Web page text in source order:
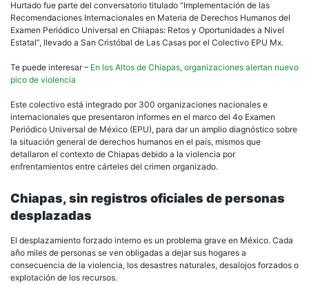
Hurtado fue parte del conversatorio titulado “Implementación de las
Recomendaciones Internacionales en Materia de Derechos Humanos del
Examen Periódico Universal en Chiapas: Retos y Oportunidades a Nivel
Estatal”, llevado a San Cristóbal de Las Casas por el Colectivo EPU Mx.
Te puede interesar – En los Altos de Chiapas, organizaciones alertan nuevo
pico de violencia
Este colectivo está integrado por 300 organizaciones nacionales e
internacionales que presentaron informes en el marco del 4o Examen
Periódico Universal de México (EPU), para dar un amplio diagnóstico sobre
la situación general de derechos humanos en el país, mismos que
detallaron el contexto de Chiapas debido a la violencia por
enfrentamientos entre cárteles del crimen organizado.
Chiapas, sin registros oficiales de personas
desplazadas
El desplazamiento forzado interno es un problema grave en México. Cada
año miles de personas se ven obligadas a dejar sus hogares a
consecuencia de la violencia, los desastres naturales, desalojos forzados o
explotación de los recursos.